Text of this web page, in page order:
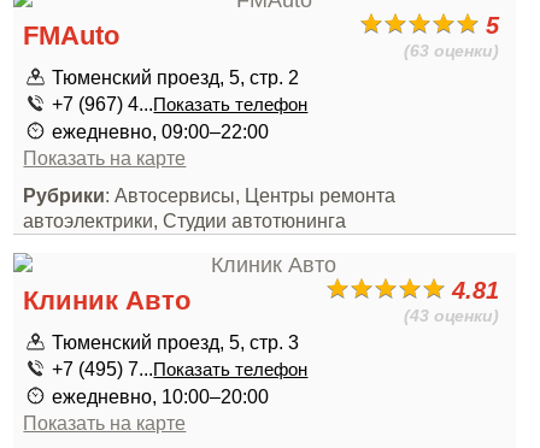
5
(63 оценки)
FMAuto
Тюменский проезд, 5, стр. 2
+7 (967) 4...Показать телефон
ежедневно, 09:00–22:00
Показать на карте
Рубрики: Автосервисы, Центры ремонта
автоэлектрики, Студии автотюнинга
4.81
(43 оценки)
Клиник Авто
Тюменский проезд, 5, стр. 3
+7 (495) 7...Показать телефон
ежедневно, 10:00–20:00
Показать на карте